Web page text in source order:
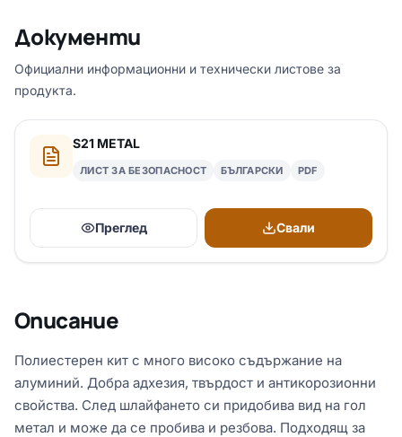
Документи
Официални информационни и технически листове за
продукта.
S21 METAL
ЛИСТ ЗА БЕЗОПАСНОСТ БЪЛГАРСКИ PDF
Преглед Свали
Описание
Полиестерен кит с много високо съдържание на
алуминий. Добра адхезия, твърдост и антикорозионни
свойства. След шлайфането си придобива вид на гол
метал и може да се пробива и резбова. Подходящ за